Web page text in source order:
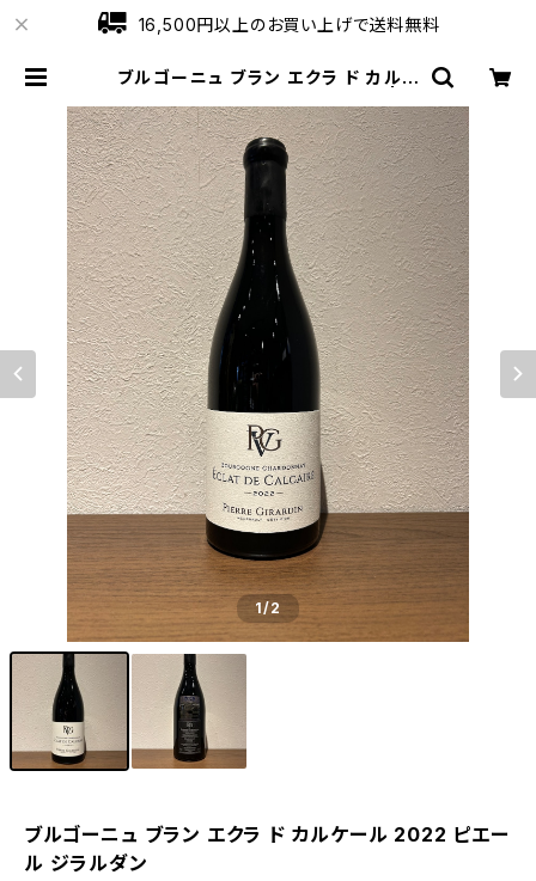
16,500円以上のお買い上げで送料無料
ブルゴーニュ ブラン エクラ ド カルケ
インショップローブ
1/2
ブルゴーニュ ブラン エクラ ド カルケール 2022 ピエー
ル ジラルダン